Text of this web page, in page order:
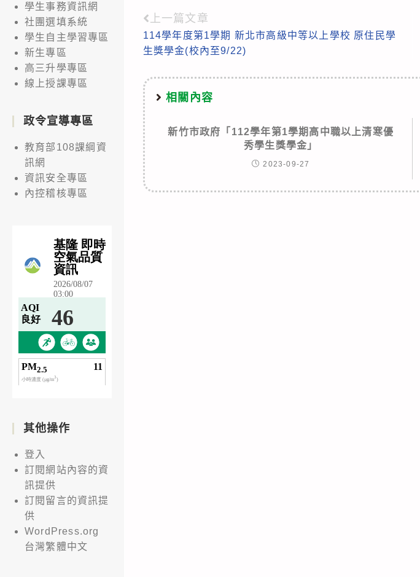
Read
more
上一篇文章
114學年度第1學期 新北市高級中等以上學校 原住民學
生獎學金(校內至9/22)
相關內容
新竹市政府「112學年第1學期高中職以上清寒優
秀學生獎學金」
2023-09-27
學生事務資訊網
社團選填系統
學生自主學習專區
新生專區
高三升學專區
線上授課專區
政令宣導專區
教育部108課綱資
訊網
資訊安全專區
內控稽核專區
其他操作
登入
訂閱網站內容的資
訊提供
訂閱留言的資訊提
供
WordPress.org
台灣繁體中文